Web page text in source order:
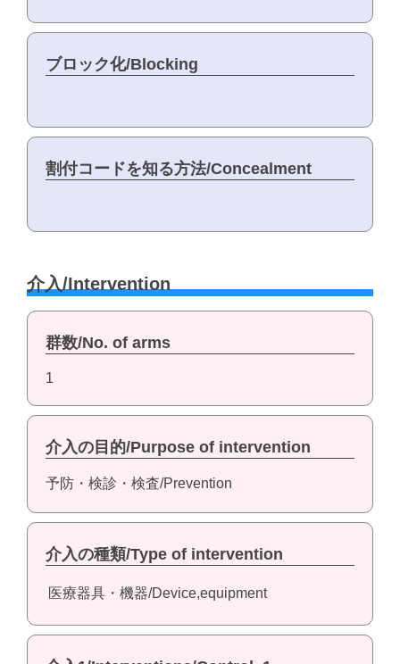
ブロック化/Blocking
割付コードを知る方法/Concealment
介入/Intervention
群数/No. of arms
1
介入の目的/Purpose of intervention
予防・検診・検査/Prevention
介入の種類/Type of intervention
医療器具・機器/Device,equipment